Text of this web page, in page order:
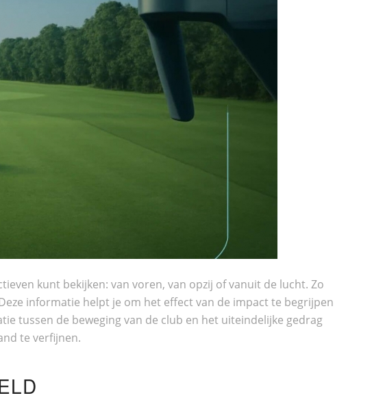
kunt bekijken: van voren, van opzij of vanuit de lucht. Zo
informatie helpt je om het effect van de impact te begrijpen
tussen de beweging van de club en het uiteindelijke gedrag
te verfijnen.